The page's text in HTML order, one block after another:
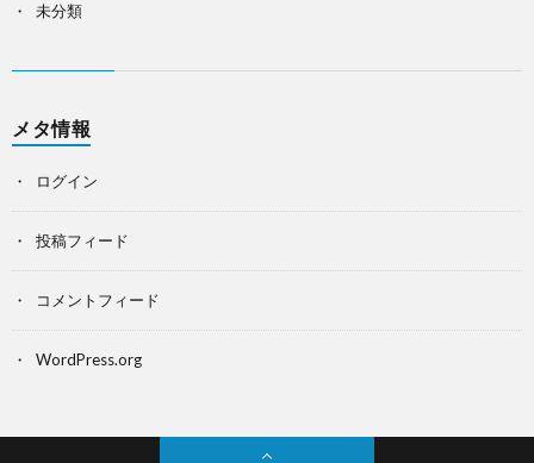
未分類
メタ情報
ログイン
投稿フィード
コメントフィード
WordPress.org